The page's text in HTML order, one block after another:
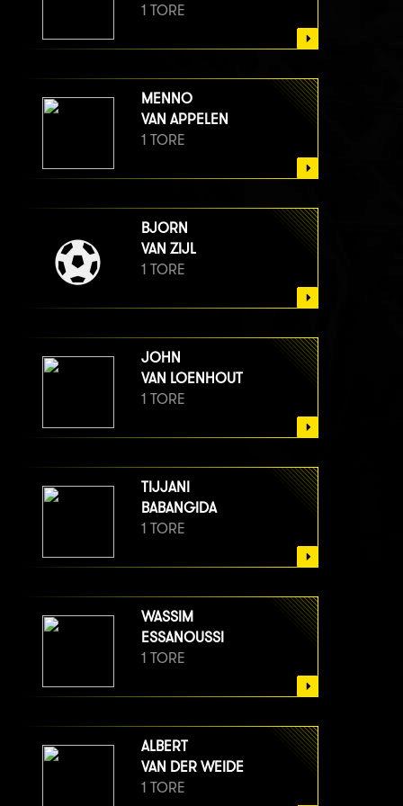
1 TORE
MENNO
VAN APPELEN
1 TORE
BJORN
VAN ZIJL
1 TORE
JOHN
VAN LOENHOUT
1 TORE
TIJJANI
BABANGIDA
1 TORE
WASSIM
ESSANOUSSI
1 TORE
ALBERT
VAN DER WEIDE
1 TORE